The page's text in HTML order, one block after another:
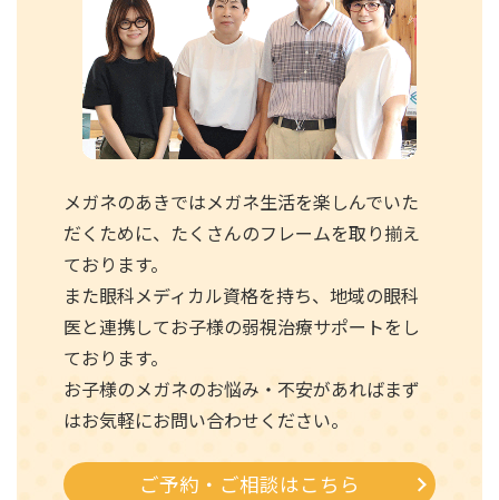
メガネのあきではメガネ生活を楽しんでいた
だくために、たくさんのフレームを取り揃え
ております。
また眼科メディカル資格を持ち、地域の眼科
医と連携してお子様の弱視治療サポートをし
ております。
お子様のメガネのお悩み・不安があればまず
はお気軽にお問い合わせください。
ご予約・ご相談はこちら